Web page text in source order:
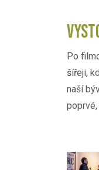
Po
šířeji,
naší